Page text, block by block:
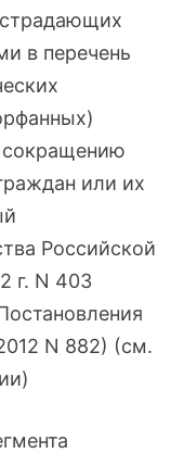
страдающих
в перечень
сокращению
или их
Российской
г. N 403
N 882) (см.